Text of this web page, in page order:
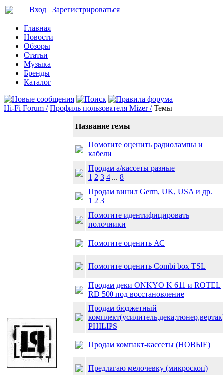
Вход Зарегистрироваться
Главная
Новости
Обзоры
Статьи
Музыка
Бренды
Каталог
Hi-Fi Forum / Профиль пользователя Mizer / Темы
Название темы
Помогите оценить радиолампы и
кабели
Продам а/кассеты разные
1 2 3 4 ... 8
Продам винил Germ, UK, USA и др.
1 2 3
Помогите идентифицировать
полочники
Помогите оценить АС
Помогите оценить Combi box TSL
Продам деки ONKYO K 611 и ROTEL
RD 500 под восстановление
Продам бюджетный
PHILIPS
Продам компакт-кассеты (НОВЫЕ)
Предлагаю мелочевку (микроскоп)